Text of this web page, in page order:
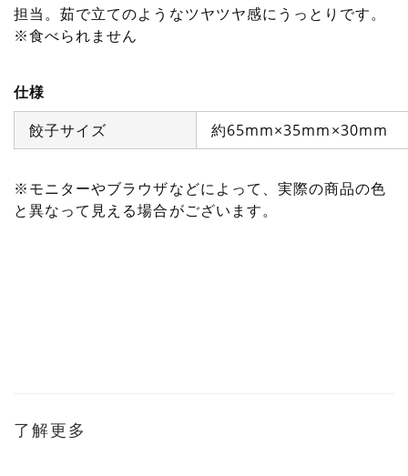
担当。茹で立てのようなツヤツヤ感にうっとりです。
※食べられません
仕様
餃子サイズ 約65mm×35mm×30mm
※モニターやブラウザなどによって、実際の商品の色
と異なって見える場合がございます。
了解更多